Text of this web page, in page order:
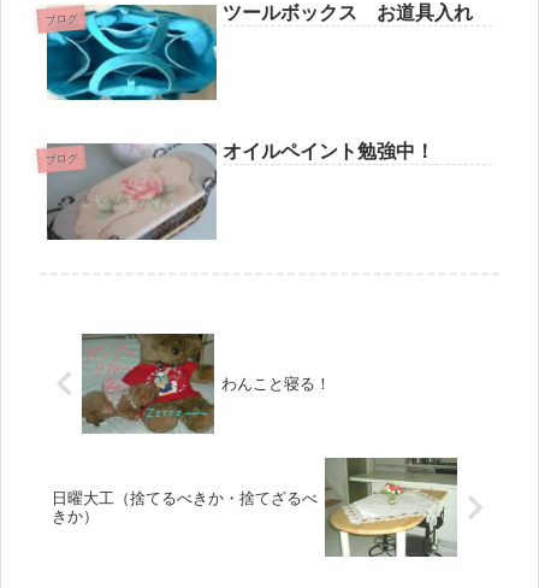
ブログ ツールボックス お道具入れ
ブログ オイルペイント勉強中！
わんこと寝る！
日曜大工（捨てるべきか・捨てざるべ
きか）